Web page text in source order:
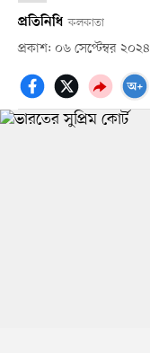
প্রতিনিধি কলকাতা
প্রকাশ: ০৬ সেপ্টেম্বর